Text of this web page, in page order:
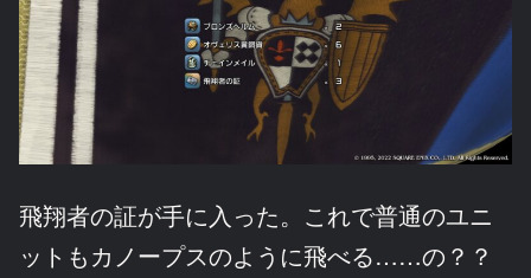
飛翔者の証が手に入った。これで普通のユニ
ットもカノープスのように飛べる……の？？